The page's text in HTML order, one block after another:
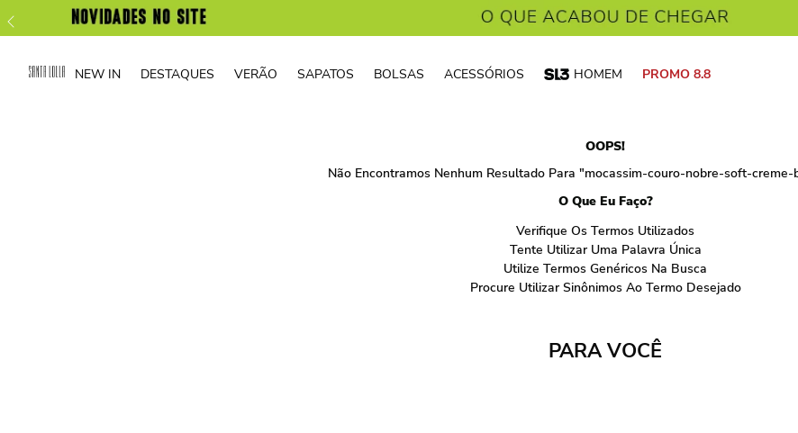
NEW IN DESTAQUES VERÃO SAPATOS BOLSAS ACESSÓRIOS HOMEM PROMO 8.8
OOPS!
Não Encontramos Nenhum Resultado Para "mocassim-couro-nobre-soft-creme-
O Que Eu Faço?
Verifique Os Termos Utilizados
Tente Utilizar Uma Palavra Única
Utilize Termos Genéricos Na Busca
Procure Utilizar Sinônimos Ao Termo Desejado
PARA VOCÊ